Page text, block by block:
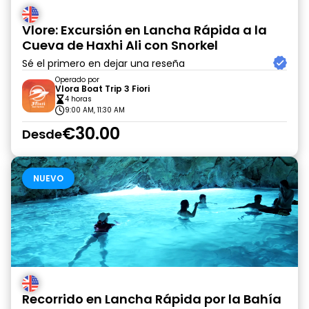
Vlore: Excursión en Lancha Rápida a la
Cueva de Haxhi Ali con Snorkel
Sé el primero en dejar una reseña
Operado por
Vlora Boat Trip 3 Fiori
4 horas
9:00 AM, 11:30 AM
Desde€30.00
NUEVO
Recorrido en Lancha Rápida por la Bahía